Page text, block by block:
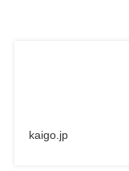
kaigo.jp